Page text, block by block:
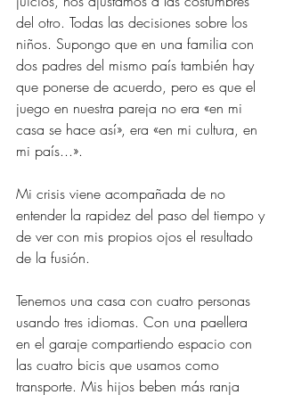
del otro. Todas las decisiones sobre los
niños. Supongo que en una familia con
dos padres del mismo país también hay
que ponerse de acuerdo, pero es que el
juego en nuestra pareja no era «en mi
casa se hace así», era «en mi cultura, en
mi país...».
Mi crisis viene acompañada de no
entender la rapidez del paso del tiempo y
de ver con mis propios ojos el resultado
de la fusión.
Tenemos una casa con cuatro personas
usando tres idiomas. Con una paellera
en el garaje compartiendo espacio con
las cuatro bicis que usamos como
transporte. Mis hijos beben más ranja